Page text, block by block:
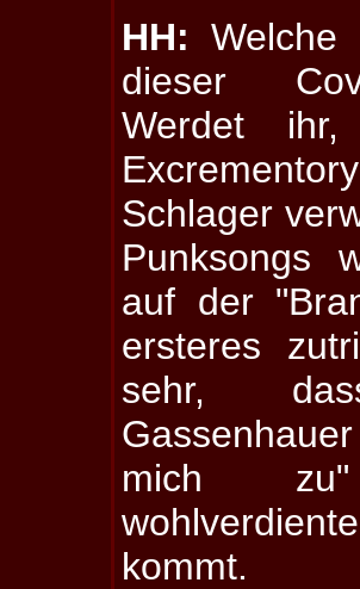
HH: Welche
dieser
Werdet
Schlager
Punksongs
auf der
ersteres
sehr,
mich
kommt.